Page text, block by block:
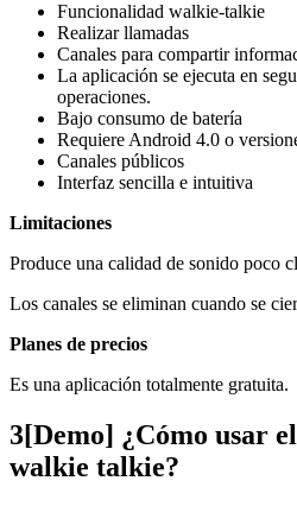
Funcionalidad walkie-talkie
Realizar llamadas
Canales para compartir
La aplicación se ejecuta en
operaciones.
Bajo consumo de batería
Requiere Android 4.0 o
Canales públicos
Interfaz sencilla e intuitiva
Limitaciones
Produce una calidad de sonido poco
Los canales se eliminan cuando se
Planes de precios
Es una aplicación totalmente gratuita.
3[Demo] ¿Cómo usar
walkie talkie?